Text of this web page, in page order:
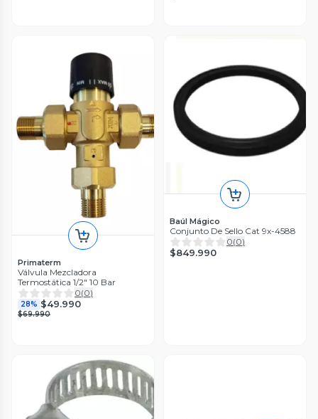
Primaterm
Válvula Mezcladora
Termostática 1/2" 10 Bar
0(0)
28% $49.990
$69.990
Baúl Mágico
Conjunto De Sello Cat 9x-4588
0(0)
$849.990